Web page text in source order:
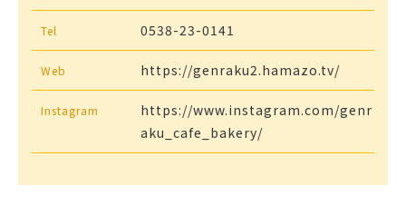
Tel 0538-23-0141
Web https://genraku2.hamazo.tv/
Instagram
https://www.instagram.com/genr
aku_cafe_bakery/